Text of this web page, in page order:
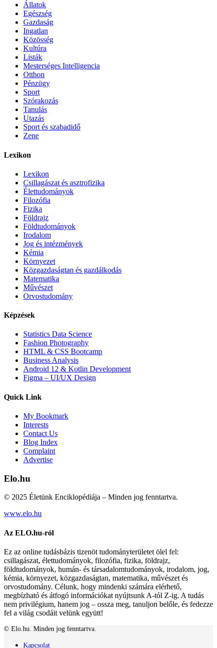
Állatok
Egészség
Gazdaság
Ingatlan
Közösség
Kultúra
Listák
Mesterséges Intelligencia
Otthon
Pénzügy
Sport
Szórakozás
Tanulás
Utazás
Sport és szabadidő
Zene
Lexikon
Lexikon
Csillagászat és asztrofizika
Élettudományok
Filozófia
Fizika
Földrajz
Földtudományok
Irodalom
Jog és intézmények
Kémia
Környezet
Közgazdaságtan és gazdálkodás
Matematika
Művészet
Orvostudomány
Képzések
Statistics Data Science
Fashion Photography
HTML & CSS Bootcamp
Business Analysis
Android 12 & Kotlin Development
Figma – UI/UX Design
Quick Link
My Bookmark
Interests
Contact Us
Blog Index
Complaint
Advertise
Elo.hu
© 2025 Életünk Enciklopédiája – Minden jog fenntartva.
www.elo.hu
Az ELO.hu-ról
Ez az online tudásbázis tizenöt tudományterületet ölel fel:
csillagászat, élettudományok, filozófia, fizika, földrajz,
földtudományok, humán- és társadalomtudományok, irodalom, jog,
kémia, környezet, közgazdaságtan, matematika, művészet és
orvostudomány. Célunk, hogy mindenki számára elérhető,
megbízható és átfogó információkat nyújtsunk A-tól Z-ig. A tudás
nem privilégium, hanem jog – ossza meg, tanuljon belőle, és fedezze
fel a világ csodáit velünk együtt!
© Elo.hu. Minden jog fenntartva.
Kapcsolat